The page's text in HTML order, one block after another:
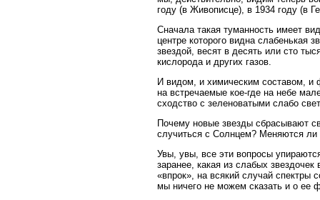
году (в Живописце), в 1934 году (в
Сначала такая туманность имеет
центре которого видна
звездой, весят в десять или сто
кислорода и других газов.
И видом, и химическим составом, и
на встречаемые кое-где на небе
сходство с зеленоватыми слабо
Почему новые звезды сбрасывают
случиться с Солнцем? Меняются ли
Увы, увы, все эти вопросы
заранее, какая из слабых
«впрок», на всякий случай спектры
мы ничего не можем сказать и о ее